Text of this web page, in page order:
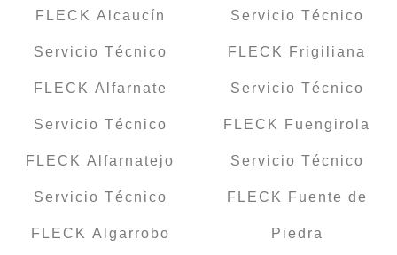
FLECK Alcaucín
Servicio Técnico
FLECK Alfarnate
Servicio Técnico
FLECK Alfarnatejo
Servicio Técnico
FLECK Algarrobo
Servicio Técnico
FLECK Frigiliana
Servicio Técnico
FLECK Fuengirola
Servicio Técnico
FLECK Fuente de
Piedra